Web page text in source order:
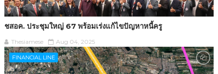
ชสอค. ประชุมใหญ่ 67 พร้อมเร่งแก้ไขปัญหาหนี้ครู
Thesiamese Aug 04, 2025
FINANCIAL LINE